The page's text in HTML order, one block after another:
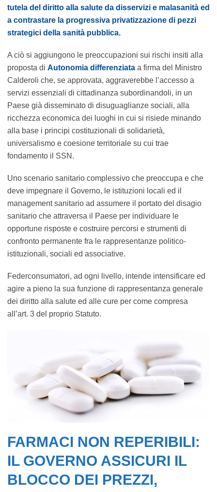
tutela del diritto alla salute da disservizi e malasanità ed
a contrastare la progressiva privatizzazione di pezzi
strategici della sanità pubblica.
A ciò si aggiungono le preoccupazioni sui rischi insiti alla
proposta di Autonomia differenziata a firma del Ministro
Calderoli che, se approvata, aggraverebbe l’accesso a
servizi essenziali di cittadinanza subordinandoli, in un
Paese già disseminato di disuguaglianze sociali, alla
ricchezza economica dei luoghi in cui si risiede minando
alla base i principi costituzionali di solidarietà,
universalismo e coesione territoriale su cui trae
fondamento il SSN.
Uno scenario sanitario complessivo che preoccupa e che
deve impegnare il Governo, le istituzioni locali ed il
management sanitario ad assumere il portato del disagio
sanitario che attraversa il Paese per individuare le
opportune risposte e costruire percorsi e strumenti di
confronto permanente fra le rappresentanze politico-
istituzionali, sociali ed associative.
Federconsumatori, ad ogni livello, intende intensificare ed
agire a pieno la sua funzione di rappresentanza generale
dei diritto alla salute ed alle cure per come compresa
all’art. 3 del proprio Statuto.
FARMACI NON REPERIBILI:
IL GOVERNO ASSICURI IL
BLOCCO DEI PREZZI,